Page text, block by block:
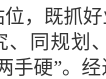
，既抓
、同规划
手硬”。